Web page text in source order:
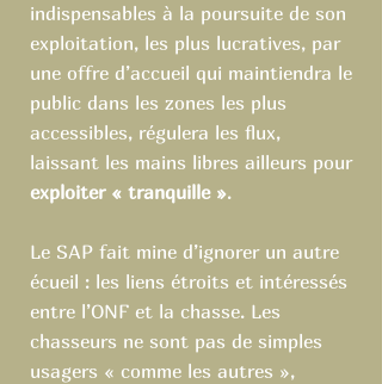
indispensables à la poursuite de son
exploitation, les plus lucratives, par
une offre d’accueil qui maintiendra le
public dans les zones les plus
accessibles, régulera les flux,
laissant les mains libres ailleurs pour
exploiter « tranquille ».
Le SAP fait mine d’ignorer un autre
écueil : les liens étroits et intéressés
entre l’ONF et la chasse. Les
chasseurs ne sont pas de simples
usagers « comme les autres »,